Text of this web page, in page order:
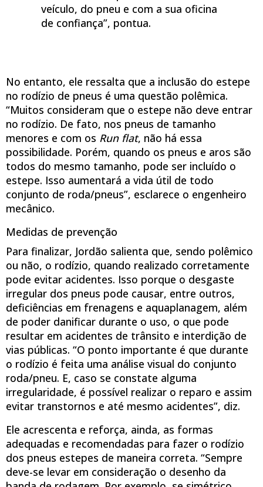
veículo, do pneu e com a sua oficina
de confiança”, pontua.
No entanto, ele ressalta que a inclusão do estepe
no rodízio de pneus é uma questão polêmica.
“Muitos consideram que o estepe não deve entrar
no rodízio. De fato, nos pneus de tamanho
menores e com os Run flat, não há essa
possibilidade. Porém, quando os pneus e aros são
todos do mesmo tamanho, pode ser incluído o
estepe. Isso aumentará a vida útil de todo
conjunto de roda/pneus”, esclarece o engenheiro
mecânico.
Medidas de prevenção
Para finalizar, Jordão salienta que, sendo polêmico
ou não, o rodízio, quando realizado corretamente
pode evitar acidentes. Isso porque o desgaste
irregular dos pneus pode causar, entre outros,
deficiências em frenagens e aquaplanagem, além
de poder danificar durante o uso, o que pode
resultar em acidentes de trânsito e interdição de
vias públicas. “O ponto importante é que durante
o rodízio é feita uma análise visual do conjunto
roda/pneu. E, caso se constate alguma
irregularidade, é possível realizar o reparo e assim
evitar transtornos e até mesmo acidentes”, diz.
Ele acrescenta e reforça, ainda, as formas
adequadas e recomendadas para fazer o rodízio
dos pneus estepes de maneira correta. “Sempre
deve-se levar em consideração o desenho da